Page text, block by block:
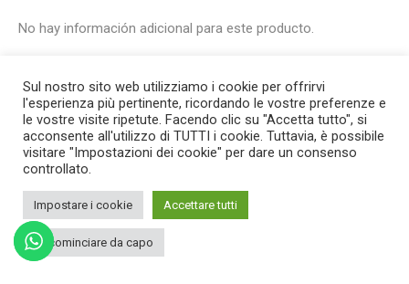
No hay información adicional para este producto.
Sul nostro sito web utilizziamo i cookie per offrirvi
l'esperienza più pertinente, ricordando le vostre preferenze e
le vostre visite ripetute. Facendo clic su "Accetta tutto", si
acconsente all'utilizzo di TUTTI i cookie. Tuttavia, è possibile
visitare "Impostazioni dei cookie" per dare un consenso
controllato.
Impostare i cookie Accettare tutti
Ricominciare da capo